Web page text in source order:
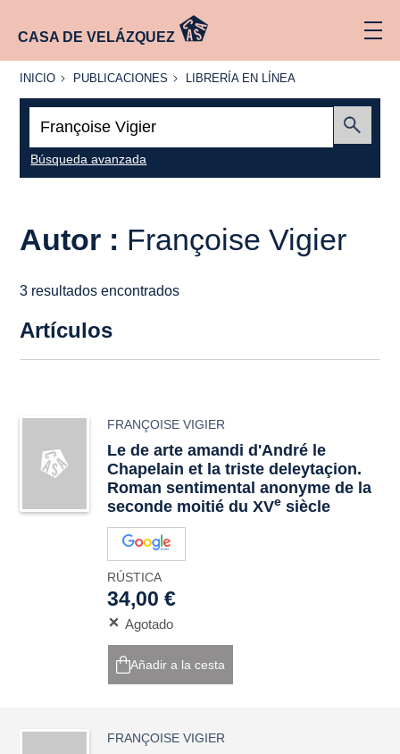
CASA DE VELÁZQUEZ
INICIO
INICIO PUBLICACIONES
PUBLICACIONES
LIBRERÍA
LÍNEA
LIBRERÍA EN LÍNEA
Búsqueda avanzada
Autor : Françoise Vigier
3 resultados encontrados
Artículos
FRANÇOISE VIGIER
Le de arte amandi d'André le
Chapelain et la triste deleytaçion.
Roman sentimental anonyme de la
seconde moitié du XVe siècle
RÚSTICA
34,00 €
Agotado
Añadir a la cesta
FRANÇOISE VIGIER